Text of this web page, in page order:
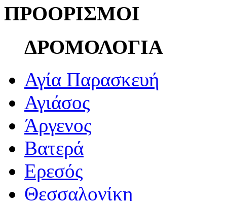
ΠΡΟΟΡΙΣΜΟΙ
ΔΡΟΜΟΛΟΓΙΑ
Αγία Παρασκευή
Αγιάσος
Άργενος
Βατερά
Ερεσός
Θεσσαλονίκη